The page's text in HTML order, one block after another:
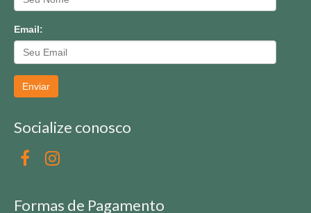
Email:
Enviar
Socialize conosco
Formas de Pagamento